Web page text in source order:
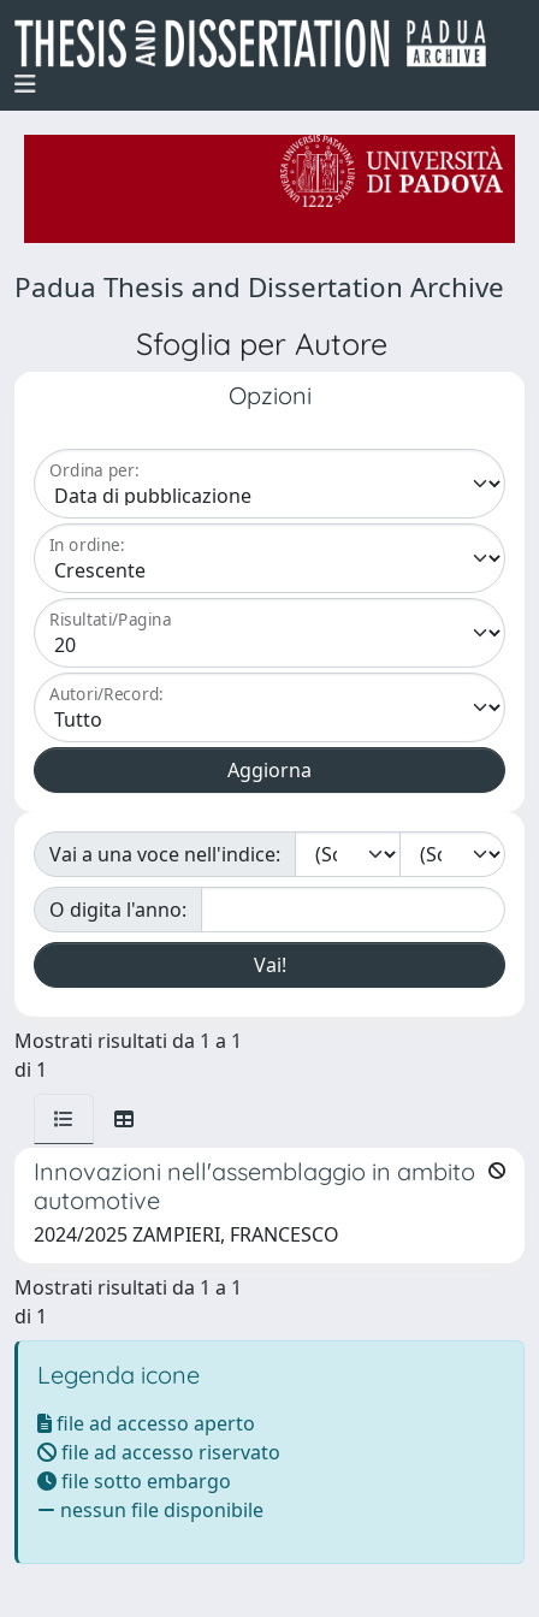
Padua Thesis and Dissertation Archive
Sfoglia per Autore
Opzioni
Ordina per:
In ordine:
Risultati/Pagina
Autori/Record:
Vai a una voce nell'indice:
O digita l'anno:
Mostrati risultati da 1 a 1
di 1
Innovazioni nell'assemblaggio in ambito
automotive
2024/2025 ZAMPIERI, FRANCESCO
Mostrati risultati da 1 a 1
di 1
Legenda icone
file ad accesso aperto
file ad accesso riservato
file sotto embargo
nessun file disponibile